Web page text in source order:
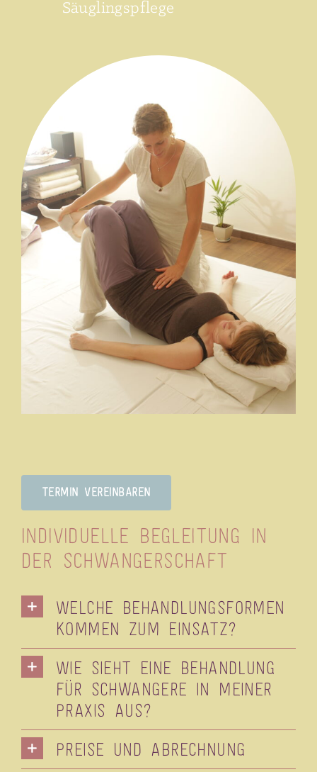
Säuglingspflege
Termin vereinbaren
Individuelle Begleitung in
der Schwangerschaft
Welche Behandlungsformen
kommen zum Einsatz?
Wie sieht eine Behandlung
für Schwangere in meiner
Praxis aus?
Preise und Abrechnung